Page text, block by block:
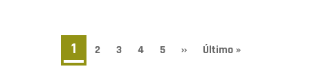
Paginación
Página
actual
1 Page
2 Page
3 Page
4 Page
5
Siguiente
››
Última
Último »